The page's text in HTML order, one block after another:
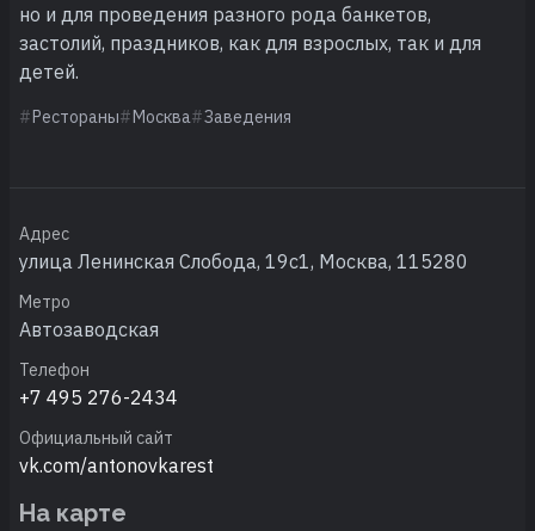
но и для проведения разного рода банкетов,
застолий, праздников, как для взрослых, так и для
детей.
Рестораны Москва Заведения
Адрес
улица Ленинская Слобода, 19с1, Москва, 115280
Метро
Автозаводская
Телефон
+7 495 276-2434
Официальный сайт
vk.com/antonovkarest
На карте